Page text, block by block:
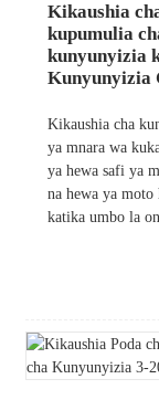
Kikaushia
kupumulia
kunyunyizia
Kunyunyizia
Kikaushia cha
ya mnara wa
ya hewa safi ya
na hewa ya moto
katika umbo la